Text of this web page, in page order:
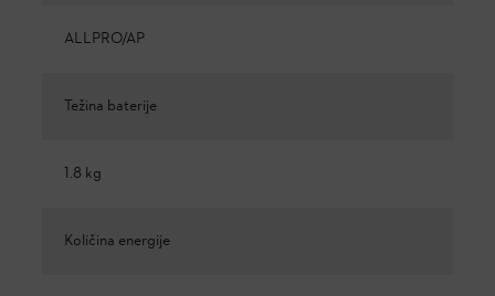
ALLPRO/AP
Težina baterije
1.8 kg
Količina energije